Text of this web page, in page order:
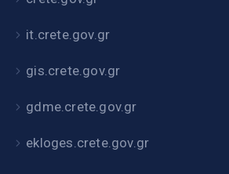
it.crete.gov.gr
gis.crete.gov.gr
gdme.crete.gov.gr
ekloges.crete.gov.gr